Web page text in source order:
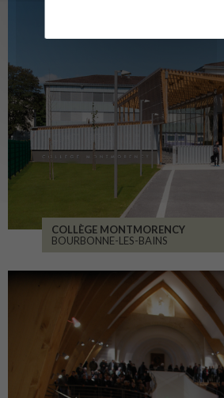
COLLÈGE MONTMORENCY
BOURBONNE-LES-BAINS